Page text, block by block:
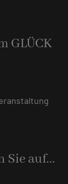
GLÜCK
Sie auf...